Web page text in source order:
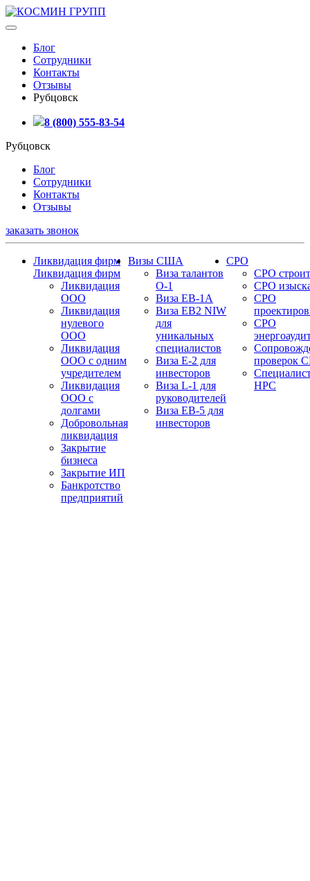
Блог
Сотрудники
Контакты
Отзывы
Рубцовск
8 (800) 555-83-54
Рубцовск
Блог
Сотрудники
Контакты
Отзывы
заказать звонок
Ликвидация фирм
Ликвидация фирм
Ликвидация
ООО
Ликвидация
нулевого
ООО
Ликвидация
ООО с одним
учредителем
Ликвидация
ООО с
долгами
Добровольная
ликвидация
Закрытие
бизнеса
Закрытие ИП
Банкротство
предприятий
Визы США
Виза талантов
О-1
Виза EB-1A
Виза EB2 NIW
для
уникальных
специалистов
Виза E-2 для
инвесторов
Виза L-1 для
руководителей
Виза EB-5 для
инвесторов
СРО
СРО
СРО
СРО
СРО
проверок
НРС